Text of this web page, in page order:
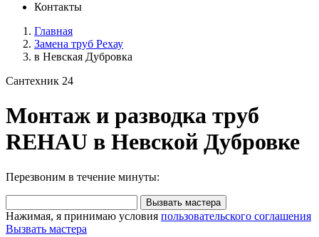
Контакты
Главная
Замена труб Рехау
в Невская Дубровка
Сантехник 24
Монтаж и разводка труб
REHAU в Невской Дубровке
Перезвоним в течение минуты:
Вызвать мастера
Нажимая, я принимаю условия пользовательского соглашения
Вызвать мастера